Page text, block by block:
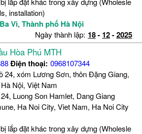
installation)
Vì, Thành phố Hà Nội
Ngày thành lập: 18- 12-2025
Hòa Phú MTH
Điện thoại: 0968107344
24, xóm Lương Sơn, thôn Đặng Giang,
Nội, Việt Nam
Luong Son Hamlet, Dang Giang
Ha Noi City, Viet Nam, Ha Noi City
lắp đặt khác trong xây dựng (Wholesle